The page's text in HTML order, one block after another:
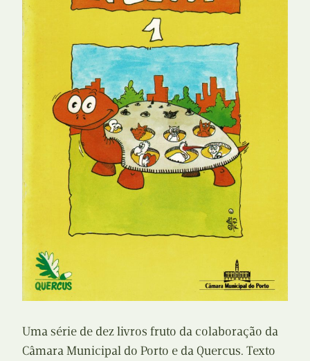
Uma série de dez livros fruto da colaboração da
Câmara Municipal do Porto e da Quercus. Texto